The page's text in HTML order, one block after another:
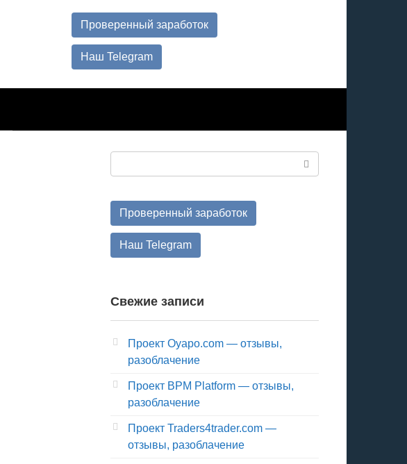
Проверенный заработок
Наш Telegram
Проверенный заработок
Наш Telegram
Свежие записи
Проект Oyapo.com — отзывы,
разоблачение
Проект BPM Platform — отзывы,
разоблачение
Проект Traders4trader.com —
отзывы, разоблачение